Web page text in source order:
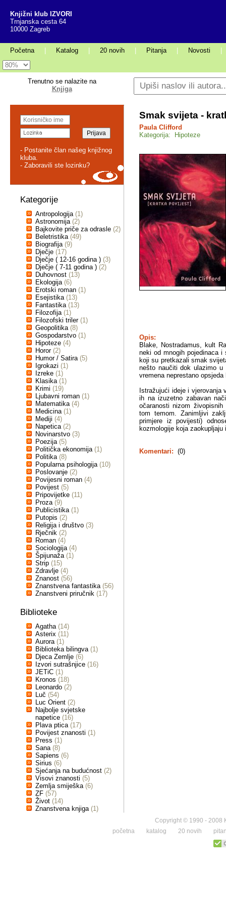
Knjižni klub IZVORI
Trnjanska cesta 64
10000 Zagreb
Početna Katalog 20 novih Pitanja Novosti
Trenutno se nalazite na
Knjiga
- Postanite član našeg knjižnog
kluba.
- Zaboravili ste lozinku?
Kategorije
Antropologija (1)
Astronomija (2)
Bajkovite priče za odrasle (2)
Beletristika (49)
Biografija (9)
Dječje (17)
Dječje ( 12-16 godina ) (3)
Dječje ( 7-11 godina ) (2)
Duhovnost (13)
Ekologija (6)
Erotski roman (1)
Esejistika (13)
Fantastika (13)
Filozofija (1)
Filozofski triler (1)
Geopolitika (8)
Gospodarstvo (1)
Hipoteze (4)
Horor (2)
Humor / Satira (5)
Igrokazi (1)
Izreke (1)
Klasika (1)
Krimi (19)
Ljubavni roman (1)
Matematika (4)
Medicina (1)
Mediji (4)
Napetica (2)
Novinarstvo (3)
Poezija (5)
Politička ekonomija (1)
Politika (8)
Popularna psihologija (10)
Poslovanje (2)
Povijesni roman (4)
Povijest (5)
Pripovijetke (11)
Proza (9)
Publicistika (1)
Putopis (2)
Religija i društvo (3)
Rječnik (2)
Roman (4)
Sociologija (4)
Špijunaža (1)
Strip (15)
Zdravlje (4)
Znanost (56)
Znanstvena fantastika (56)
Znanstveni priručnik (17)
Biblioteke
Agatha (14)
Asterix (11)
Aurora (1)
Biblioteka bilingva (1)
Djeca Zemlje (6)
Izvori sutrašnjice (16)
JETiC (1)
Kronos (18)
Leonardo (2)
Luč (54)
Luc Orient (2)
Najbolje svjetske
napetice (16)
Plava ptica (17)
Povijest znanosti (1)
Press (1)
Sana (8)
Sapiens (6)
Sirius (6)
Sjećanja na budućnost (2)
Visovi znanosti (5)
Zemlja smiješka (6)
ZF (57)
Život (14)
Znanstvena knjiga (1)
Smak svijeta -
Paula Clifford
Kategorija: Hipoteze
Opis:
Blake, Nostradamus, kult
neki od mnogih pojedinaca
koji su pretkazali smak
nešto naučiti dok ulazimo
vremena neprestano
Istražujući ideje i
ih na izuzetno zabavan
očaranosti nizom
tom temom. Zanimljivi
primjere iz povijesti)
kozmologije koja
Komentari: (0)
Copyright © 1990 - 2008
početna
katalog 20 novih